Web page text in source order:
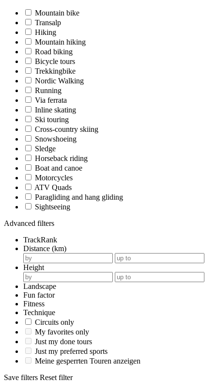
Mountain bike
Transalp
Hiking
Mountain hiking
Road biking
Bicycle tours
Trekkingbike
Nordic Walking
Running
Via ferrata
Inline skating
Ski touring
Cross-country skiing
Snowshoeing
Sledge
Horseback riding
Boat and canoe
Motorcycles
ATV Quads
Paragliding and hang gliding
Sightseeing
Advanced filters
TrackRank
Distance (km)
Height
Landscape
Fun factor
Fitness
Technique
Circuits only
My favorites only
Just my done tours
Just my preferred sports
Meine gesperrten Touren anzeigen
Save filters Reset filter